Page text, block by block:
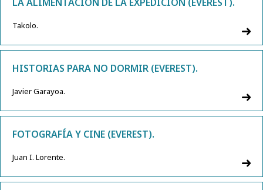
Takolo.
HISTORIAS PARA NO DORMIR (EVEREST).
Javier Garayoa.
FOTOGRAFÍA Y CINE (EVEREST).
Juan I. Lorente.